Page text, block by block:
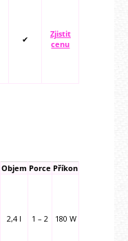
✔
Zjistit
cenu
Objem Porce Příkon
2,4 l 1 – 2 180 W